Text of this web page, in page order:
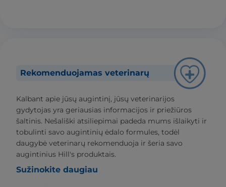
Rekomenduojamas veterinarų
Kalbant apie jūsų augintinį, jūsų veterinarijos
gydytojas yra geriausias informacijos ir priežiūros
šaltinis. Nešališki atsiliepimai padeda mums išlaikyti ir
tobulinti savo augintinių ėdalo formules, todėl
daugybė veterinarų rekomenduoja ir šeria savo
augintinius Hill's produktais.
Sužinokite daugiau